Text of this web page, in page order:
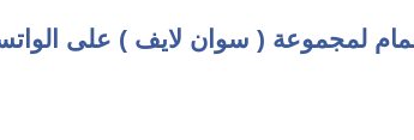
لمجموعة ( سوان لايف ) على